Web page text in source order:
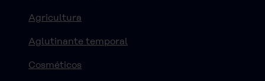
Agricultura
Aglutinante temporal
Cosméticos